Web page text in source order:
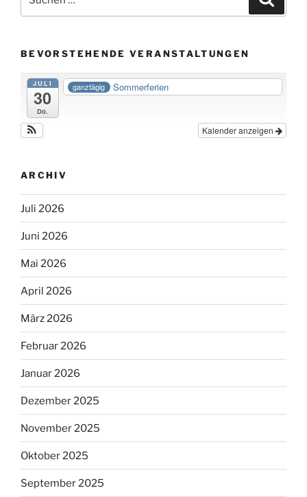
nach:
BEVORSTEHENDE VERANSTALTUNGEN
JULI
30
Do.
ganztägig Sommerferien
Kalender anzeigen
ARCHIV
Juli 2026
Juni 2026
Mai 2026
April 2026
März 2026
Februar 2026
Januar 2026
Dezember 2025
November 2025
Oktober 2025
September 2025